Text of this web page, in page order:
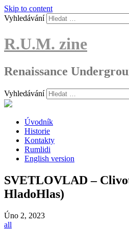
Skip to content
Vyhledávání
R.U.M. zine
Renaissance
Vyhledávání
Úvodník
Historie
Kontakty
Rumlidi
English version
SVETLOVLAD –
HladoHlas)
Úno 2, 2023
all